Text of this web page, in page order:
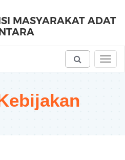
MASYARAKAT ADAT